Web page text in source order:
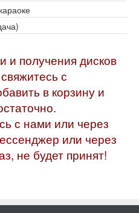
и получения дисков
с
в корзину и
с нами или через
или через
не будет принят!